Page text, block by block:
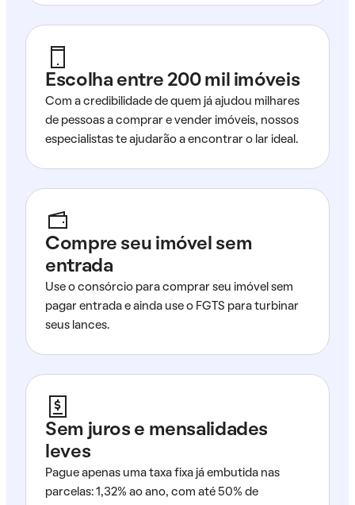
Escolha entre 200 mil imóveis
Com a credibilidade de quem já ajudou milhares
de pessoas a comprar e vender imóveis, nossos
especialistas te ajudarão a encontrar o lar ideal.
Compre seu imóvel sem
entrada
Use o consórcio para comprar seu imóvel sem
pagar entrada e ainda use o FGTS para turbinar
seus lances.
Sem juros e mensalidades
leves
Pague apenas uma taxa fixa já embutida nas
parcelas: 1,32% ao ano, com até 50% de